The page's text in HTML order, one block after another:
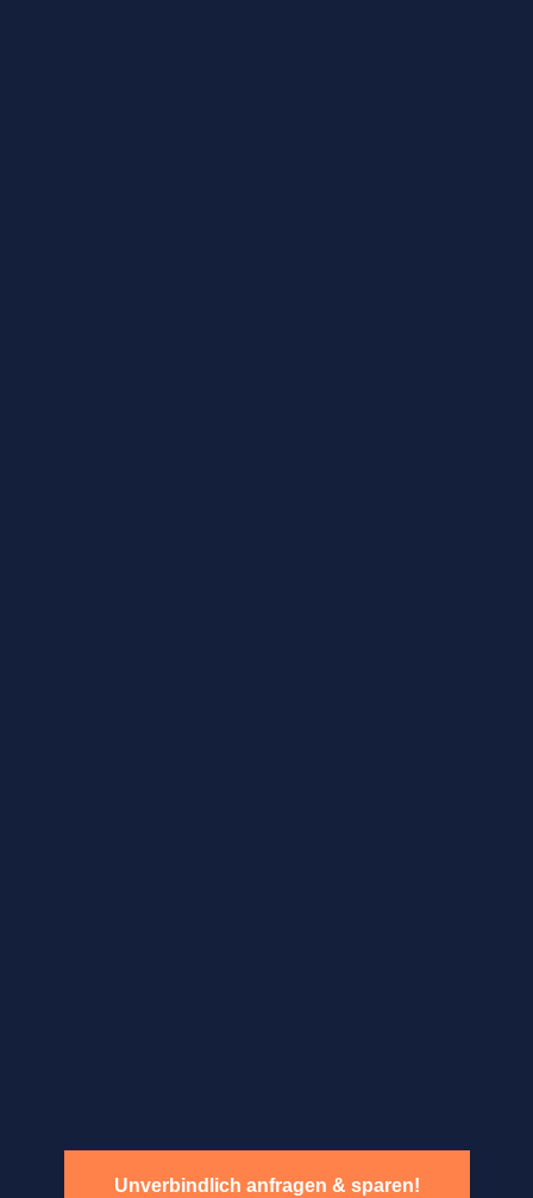
Unverbindlich anfragen & sparen!